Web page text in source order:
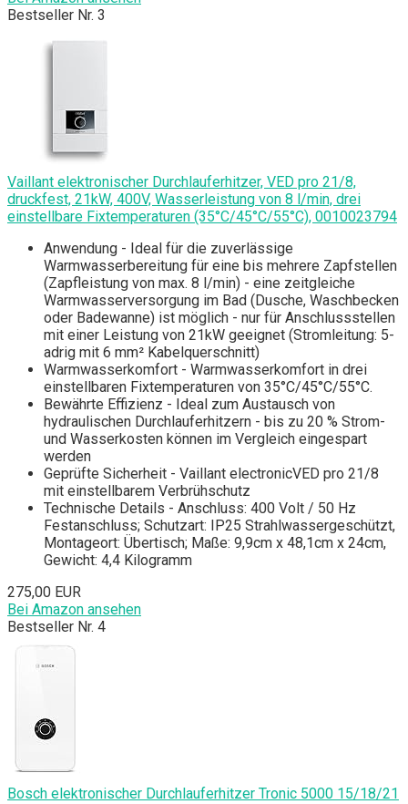
Bestseller Nr. 3
Vaillant elektronischer Durchlauferhitzer, VED pro 21/8,
druckfest, 21kW, 400V, Wasserleistung von 8 l/min, drei
einstellbare Fixtemperaturen (35°C/45°C/55°C), 0010023794
Anwendung - Ideal für die zuverlässige
Warmwasserbereitung für eine bis mehrere Zapfstellen
(Zapfleistung von max. 8 l/min) - eine zeitgleiche
Warmwasserversorgung im Bad (Dusche, Waschbecken
oder Badewanne) ist möglich - nur für Anschlussstellen
mit einer Leistung von 21kW geeignet (Stromleitung: 5-
adrig mit 6 mm² Kabelquerschnitt)
Warmwasserkomfort - Warmwasserkomfort in drei
einstellbaren Fixtemperaturen von 35°C/45°C/55°C.
Bewährte Effizienz - Ideal zum Austausch von
hydraulischen Durchlauferhitzern - bis zu 20 % Strom-
und Wasserkosten können im Vergleich eingespart
werden
Geprüfte Sicherheit - Vaillant electronicVED pro 21/8
mit einstellbarem Verbrühschutz
Technische Details - Anschluss: 400 Volt / 50 Hz
Festanschluss; Schutzart: IP25 Strahlwassergeschützt,
Montageort: Übertisch; Maße: 9,9cm x 48,1cm x 24cm,
Gewicht: 4,4 Kilogramm
275,00 EUR
Bei Amazon ansehen
Bestseller Nr. 4
Bosch elektronischer Durchlauferhitzer Tronic 5000 15/18/21